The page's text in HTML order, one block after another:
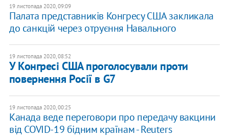
19 листопада 2020, 09:09
Палата представників Конгресу США закликала
до санкцій через отруєння Навального
19 листопада 2020, 08:52
У Конгресі США проголосували проти
повернення Росії в G7
19 листопада 2020, 00:25
Канада веде переговори про передачу вакцини
від COVID-19 бідним країнам - Reuters